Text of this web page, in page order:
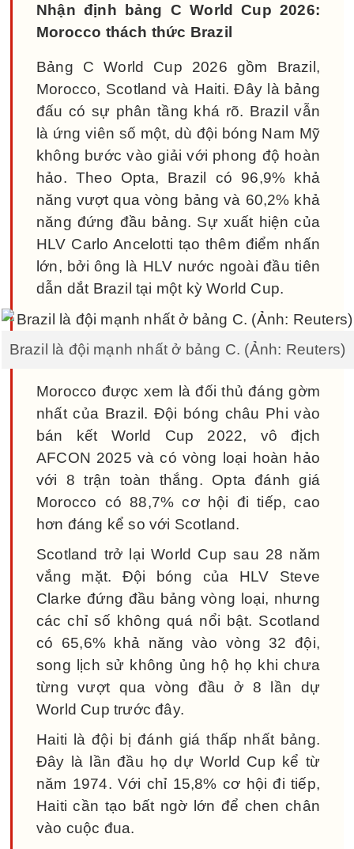
Nhận định bảng C World Cup 2026:
Morocco thách thức Brazil
Bảng C World Cup 2026 gồm Brazil,
Morocco, Scotland và Haiti. Đây là bảng
đấu có sự phân tầng khá rõ. Brazil vẫn
là ứng viên số một, dù đội bóng Nam Mỹ
không bước vào giải với phong độ hoàn
hảo. Theo Opta, Brazil có 96,9% khả
năng vượt qua vòng bảng và 60,2% khả
năng đứng đầu bảng. Sự xuất hiện của
HLV Carlo Ancelotti tạo thêm điểm nhấn
lớn, bởi ông là HLV nước ngoài đầu tiên
dẫn dắt Brazil tại một kỳ World Cup.
Brazil là đội mạnh nhất ở bảng C. (Ảnh: Reuters)
Morocco được xem là đối thủ đáng gờm
nhất của Brazil. Đội bóng châu Phi vào
bán kết World Cup 2022, vô địch
AFCON 2025 và có vòng loại hoàn hảo
với 8 trận toàn thắng. Opta đánh giá
Morocco có 88,7% cơ hội đi tiếp, cao
hơn đáng kể so với Scotland.
Scotland trở lại World Cup sau 28 năm
vắng mặt. Đội bóng của HLV Steve
Clarke đứng đầu bảng vòng loại, nhưng
các chỉ số không quá nổi bật. Scotland
có 65,6% khả năng vào vòng 32 đội,
song lịch sử không ủng hộ họ khi chưa
từng vượt qua vòng đầu ở 8 lần dự
World Cup trước đây.
Haiti là đội bị đánh giá thấp nhất bảng.
Đây là lần đầu họ dự World Cup kể từ
năm 1974. Với chỉ 15,8% cơ hội đi tiếp,
Haiti cần tạo bất ngờ lớn để chen chân
vào cuộc đua.